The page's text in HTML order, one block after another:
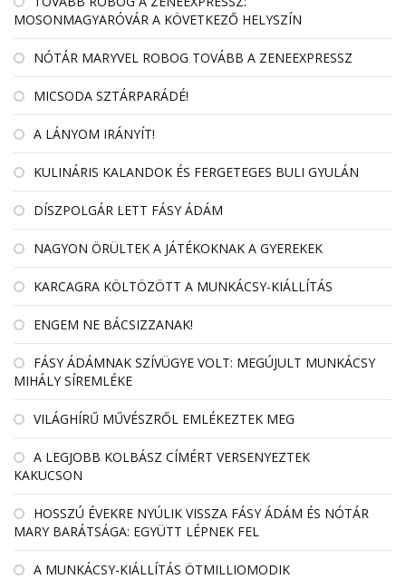
MOSONMAGYARÓVÁR A KÖVETKEZŐ HELYSZÍN
NÓTÁR MARYVEL ROBOG TOVÁBB A ZENEEXPRESSZ
MICSODA SZTÁRPARÁDÉ!
A LÁNYOM IRÁNYÍT!
KULINÁRIS KALANDOK ÉS FERGETEGES BULI GYULÁN
DÍSZPOLGÁR LETT FÁSY ÁDÁM
NAGYON ÖRÜLTEK A JÁTÉKOKNAK A GYEREKEK
KARCAGRA KÖLTÖZÖTT A MUNKÁCSY-KIÁLLÍTÁS
ENGEM NE BÁCSIZZANAK!
FÁSY ÁDÁMNAK SZÍVÜGYE VOLT: MEGÚJULT MUNKÁCSY
MIHÁLY SÍREMLÉKE
VILÁGHÍRŰ MŰVÉSZRŐL EMLÉKEZTEK MEG
A LEGJOBB KOLBÁSZ CÍMÉRT VERSENYEZTEK
KAKUCSON
HOSSZÚ ÉVEKRE NYÚLIK VISSZA FÁSY ÁDÁM ÉS NÓTÁR
MARY BARÁTSÁGA: EGYÜTT LÉPNEK FEL
A MUNKÁCSY-KIÁLLÍTÁS ÖTMILLIOMODIK